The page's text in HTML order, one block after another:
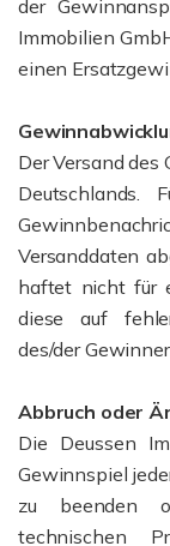
der
Immobilien
einen
Der Versand
Deutschlands.
Versanddaten
haftet nicht für
diese auf
des/der
Abbruch oder
Die Deussen
Gewinnspiel
zu beenden
technischen